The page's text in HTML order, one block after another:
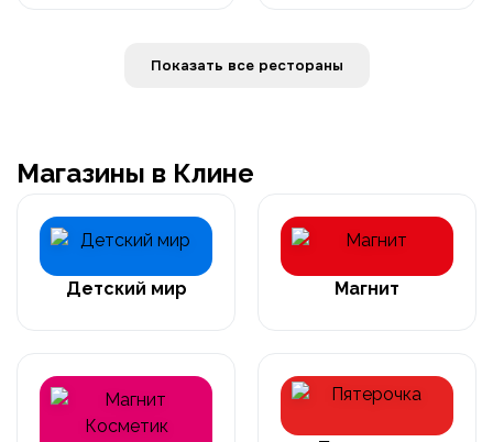
Показать все рестораны
Магазины в Клине
Детский мир Магнит